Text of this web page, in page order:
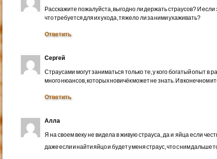
Расскажите пожалуйста, выгодно ли держать страусов? И
что требуется для их ухода, тяжело ли за ними ухаживать?
Ответить
Сергей
Страусами могут заниматься только те, у кого богатый опыт в
много нюансов, которых новичёк может не знать. И в конечном
Ответить
Алла
Я на своем веку не видела в живую страуса, да и яйца если
даже если и найти яйцо и будет у меня страус, что с ним дальше